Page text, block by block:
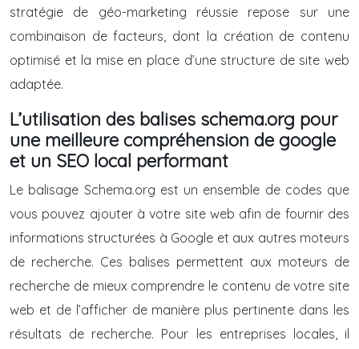
stratégie de géo-marketing réussie repose sur une
combinaison de facteurs, dont la création de contenu
optimisé et la mise en place d’une structure de site web
adaptée.
L’utilisation des balises schema.org pour
une meilleure compréhension de google
et un SEO local performant
Le balisage Schema.org est un ensemble de codes que
vous pouvez ajouter à votre site web afin de fournir des
informations structurées à Google et aux autres moteurs
de recherche. Ces balises permettent aux moteurs de
recherche de mieux comprendre le contenu de votre site
web et de l’afficher de manière plus pertinente dans les
résultats de recherche. Pour les entreprises locales, il